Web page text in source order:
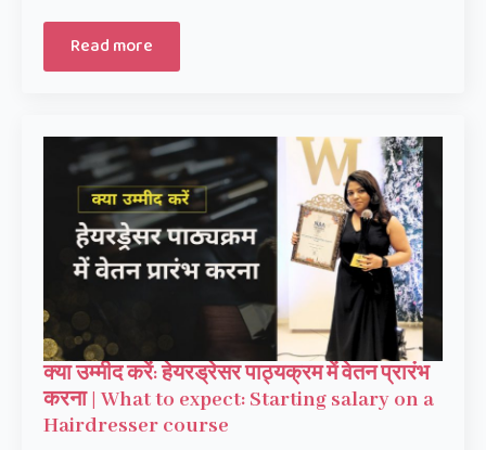
Read more
क्या उम्मीद करें: हेयरड्रेसर पाठ्यक्रम में वेतन प्रारंभ
करना | What to expect: Starting salary on a
Hairdresser course